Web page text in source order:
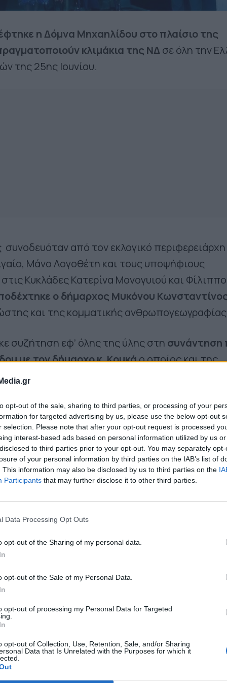
opt-out of the sale, sharing to third parties, or processing of your
for targeted advertising by us, please use the below opt-out
selection. Please note that after your opt-out request is processed
interest-based ads based on personal information utilized by us
to third parties prior to your opt-out. You may separately
of your personal information by third parties on the IAB’s list of
This information may also be disclosed by us to third parties on the
Participants that may further disclose it to other third parties.
Data Processing Opt Outs
opt-out of the Sharing of my personal data.
opt-out of the Sale of my Personal Data.
opt-out of processing my Personal Data for Targeted
opt-out of Collection, Use, Retention, Sale, and/or Sharing
Data that Is Unrelated with the Purposes for which it
η Δόμνα Μηχαηλίδου στο πλαίσιο της
κλιμάκια της ΝΔσε όλη την
της 25ης Ιουνίου.
από τον εκλογικό
Μάνο Λογοθέτη και τους υποψήφιους
Κυκλάδες Κατερίνα Μονογυιού και Φίλιππο
ο δήμαρχος Μυκόνου
και της κομματικής
συζήτηση εφ’ όλης της ύλης στη συνάντηση
με τον δήμαρχο κ. Κουκάο οποίος και της
του νησιού αλλά είδε και η ίδια
το νησί γι’ ακόμη μία δυνατή καλοκαιρινή
Αρχή να δίνει τον καλύτερο της εαυτό
απαιτούμενες συνθήκες. Η κ. Μηχαηλίδου
της και τη στήριξη της ίδιας αλλά
διαρκείς προσπάθειες του ίδιου του
των φορέων του νησιού, καθώςδεν είναι
της Μυκόνου και η καταξίωσή ως
προορισμού.
Άνω Μερά, το γραφείο της Κοινότητας και το